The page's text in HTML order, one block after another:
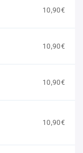
10,90€
10,90€
10,90€
10,90€